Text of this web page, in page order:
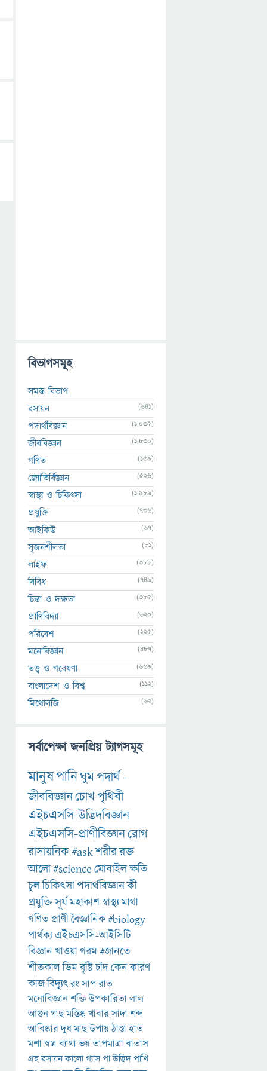
বিভাগসমূহ
সমস্ত বিভাগ
রসায়ন
(641)
পদার্থবিজ্ঞান (1,035)
জীববিজ্ঞান (1,830)
গণিত (159)
জ্যোতির্বিজ্ঞান (526)
স্বাস্থ্য ও চিকিৎসা (1,989)
প্রযুক্তি (736)
আইকিউ (67)
সৃজনশীলতা (81)
লাইফ (388)
বিবিধ (749)
চিন্তা ও দক্ষতা (385)
প্রাণিবিদ্যা (620)
পরিবেশ (225)
মনোবিজ্ঞান (487)
তত্ত্ব ও গবেষণা (669)
বাংলাদেশ ও বিশ্ব (112)
মিথোলজি (62)
সর্বাপেক্ষা জনপ্রিয় ট্যাগসমূহ
মানুষপানিঘুমপদার্থ-
জীববিজ্ঞানচোখপৃথিবী
এইচএসসি-উদ্ভিদবিজ্ঞান
এইচএসসি-প্রাণীবিজ্ঞানরোগ
রাসায়নিক#askশরীররক্ত
আলো#scienceমোবাইলক্ষতি
চুলচিকিৎসাপদার্থবিজ্ঞানকী
প্রযুক্তিসূর্যমহাকাশস্বাস্থ্যমাথা
গণিত প্রাণীবৈজ্ঞানিক#biology
পার্থক্য এইচএসসি-আইসিটি
বিজ্ঞানখাওয়াগরম#জানতে
শীতকালডিমবৃষ্টিচাঁদকেনকারণ
কাজবিদ্যুৎরংসাপরাত
মনোবিজ্ঞানশক্তিউপকারিতালাল
আগুনগাছমস্তিষ্কখাবারসাদাশব্দ
আবিষ্কারদুধমাছউপায়ঠাণ্ডাহাত
মশাস্বপ্নব্যাথাভয়তাপমাত্রাবাতাস
গ্রহরসায়নকালোগ্যাসপাউদ্ভিদপাখি